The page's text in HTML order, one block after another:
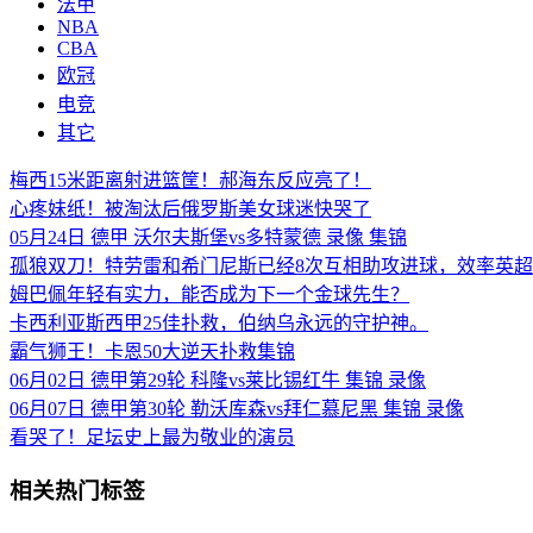
法甲
NBA
CBA
欧冠
电竞
其它
梅西15米距离射进篮筐！郝海东反应亮了！
心疼妹纸！被淘汰后俄罗斯美女球迷快哭了
05月24日 德甲 沃尔夫斯堡vs多特蒙德 录像 集锦
孤狼双刀！特劳雷和希门尼斯已经8次互相助攻进球，效率英
姆巴佩年轻有实力，能否成为下一个金球先生？
卡西利亚斯西甲25佳扑救，伯纳乌永远的守护神。
霸气狮王！卡恩50大逆天扑救集锦
06月02日 德甲第29轮 科隆vs莱比锡红牛 集锦 录像
06月07日 德甲第30轮 勒沃库森vs拜仁慕尼黑 集锦 录像
看哭了！足坛史上最为敬业的演员
相关热门标签